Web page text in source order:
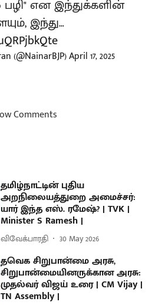
என இந்துக்களின்
இந்து…
(@NainarBJP)April 17, 2025
Comments
தமிழ்நாட்டின் புதிய
அறநிலையத்துறை அமைச்சர்:
யார் இந்த எஸ். ரமேஷ்? | TVK |
Minister S Ramesh |
விவேக்பாரதி 30 May 2026
தவெக சிறுபான்மை அரசு,
சிறுபான்மையினருக்கான அரசு:
முதல்வர் விஜய் உரை | CM Vijay |
TN Assembly |